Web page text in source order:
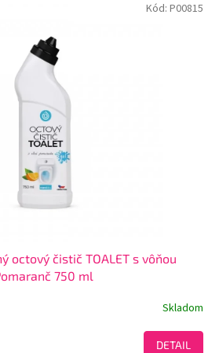
octový čistič TOALET s vôňou
750 ml
Skladom
DETAIL
Kód: P00815